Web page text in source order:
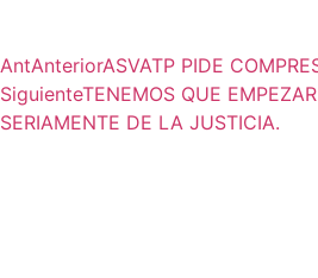
AntAnteriorASVATP PIDE
SiguienteTENEMOS QUE
SERIAMENTE DE LA JUSTICIA.